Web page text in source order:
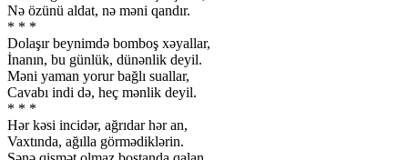
Nə özünü aldat, nə məni qandır.
* * *
Dolaşır beynimdə bomboş xəyallar,
İnanın, bu günlük, dünənlik deyil.
Məni yaman yorur bağlı suallar,
Cavabı indi də, heç mənlik deyil.
* * *
Hər kəsi incidər, ağrıdar hər an,
Vaxtında, ağılla görmədiklərin.